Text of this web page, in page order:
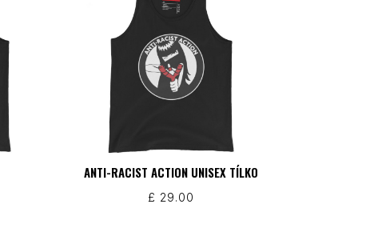
ANTI-RACIST ACTION UNISEX TÍLKO
£ 29.00